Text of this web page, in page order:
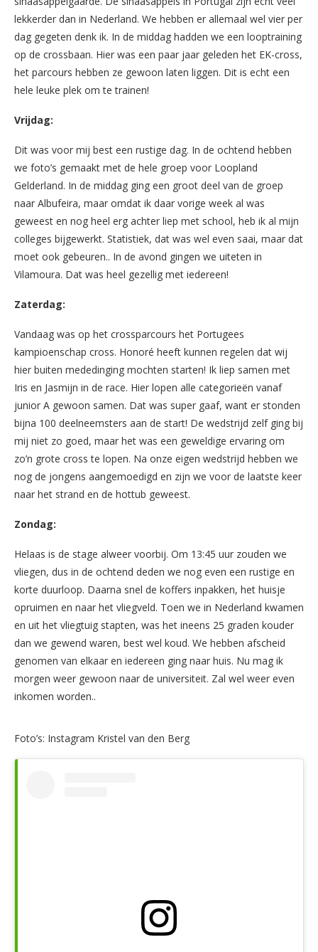
lekkerder dan in Nederland. We hebben er allemaal wel vier per
dag gegeten denk ik. In de middag hadden we een looptraining
op de crossbaan. Hier was een paar jaar geleden het EK-cross,
het parcours hebben ze gewoon laten liggen. Dit is echt een
hele leuke plek om te trainen!
Vrijdag:
Dit was voor mij best een rustige dag. In de ochtend hebben
we foto’s gemaakt met de hele groep voor Loopland
Gelderland. In de middag ging een groot deel van de groep
naar Albufeira, maar omdat ik daar vorige week al was
geweest en nog heel erg achter liep met school, heb ik al mijn
colleges bijgewerkt. Statistiek, dat was wel even saai, maar dat
moet ook gebeuren.. In de avond gingen we uiteten in
Vilamoura. Dat was heel gezellig met iedereen!
Zaterdag:
Vandaag was op het crossparcours het Portugees
kampioenschap cross. Honoré heeft kunnen regelen dat wij
hier buiten mededinging mochten starten! Ik liep samen met
Iris en Jasmijn in de race. Hier lopen alle categorieën vanaf
junior A gewoon samen. Dat was super gaaf, want er stonden
bijna 100 deelneemsters aan de start! De wedstrijd zelf ging bij
mij niet zo goed, maar het was een geweldige ervaring om
zo’n grote cross te lopen. Na onze eigen wedstrijd hebben we
nog de jongens aangemoedigd en zijn we voor de laatste keer
naar het strand en de hottub geweest.
Zondag:
Helaas is de stage alweer voorbij. Om 13:45 uur zouden we
vliegen, dus in de ochtend deden we nog even een rustige en
korte duurloop. Daarna snel de koffers inpakken, het huisje
opruimen en naar het vliegveld. Toen we in Nederland kwamen
en uit het vliegtuig stapten, was het ineens 25 graden kouder
dan we gewend waren, best wel koud. We hebben afscheid
genomen van elkaar en iedereen ging naar huis. Nu mag ik
morgen weer gewoon naar de universiteit. Zal wel weer even
inkomen worden..
Foto’s: Instagram Kristel van den Berg